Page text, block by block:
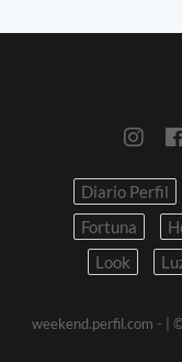
Diario Perfil
Fortuna
Look
weekend.perfil.com -
|